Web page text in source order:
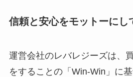
信頼と安心をモットーにし
運営会社のレバレジーズは、
をすることの「Win-Win」に